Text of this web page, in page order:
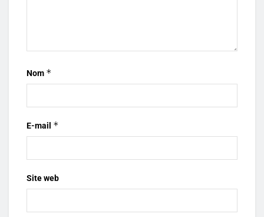
Nom *
E-mail *
Site web